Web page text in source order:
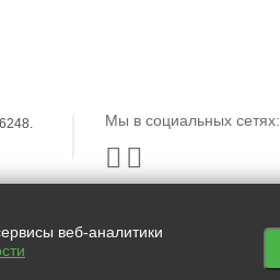
Мы в социальных сетях:
 
веб-аналитики